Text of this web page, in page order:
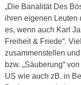
„Die Banalität Des
ihren eigenen Leuten
es, wenn auch Karl
Freiheit & Friede“.
zusammenstellen
bzw. „Säuberung“
US wie auch zB. in